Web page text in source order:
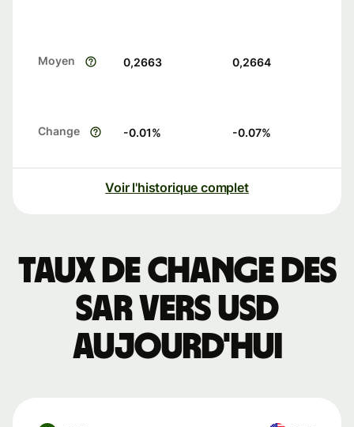
Moyen 0,2663 0,2664
Change -0.01% -0.07%
Voir l'historique complet
Taux de change des
SAR vers USD
aujourd'hui